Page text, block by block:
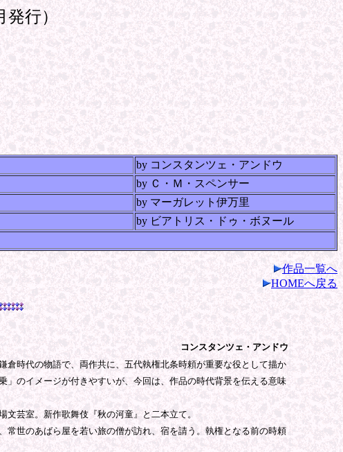
行）
by コンスタンツェ・アンドウ
by Ｃ・Ｍ・スペンサー
by マーガレット伊万里
by ビアトリス・ドゥ・ボヌール
作品一覧へ
HOMEへ戻る
コンスタンツェ・アンドウ
時代の物語で、両作共に、五代執権北条時頼が重要な役として描か
のイメージが付きやすいが、今回は、作品の時代背景を伝える意味
芸室。新作歌舞伎『秋の河童』と二本立て。
世のあばら屋を若い旅の僧が訪れ、宿を請う。執権となる前の時頼